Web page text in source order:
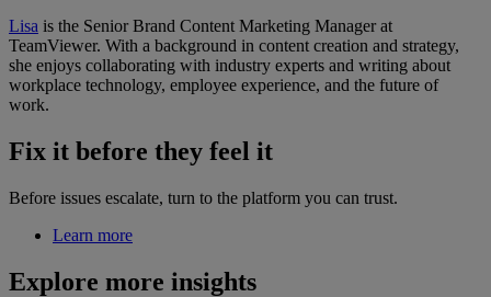
Lisa is the Senior Brand Content Marketing Manager at
TeamViewer. With a background in content creation and strategy,
she enjoys collaborating with industry experts and writing about
workplace technology, employee experience, and the future of
work.
Fix it before they feel it
Before issues escalate, turn to the platform you can trust.
Learn more
Explore more insights